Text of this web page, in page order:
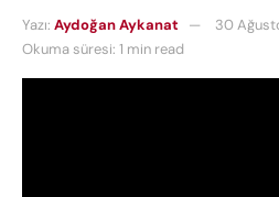
Yazı: Aydoğan Aykanat
30
Okuma süresi: 1 min read